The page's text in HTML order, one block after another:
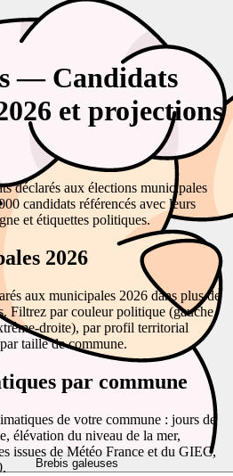
Brebis galeuses
— Candidats
et projections
déclarés aux élections municipales
candidats référencés avec leurs
et étiquettes politiques.
2026
aux municipales 2026 dans plus de
Filtrez par couleur politique (gauche,
droite), par profil territorial
taille de commune.
par commune
de votre commune : jours de
élévation du niveau de la mer,
issues de Météo France et du GIEC,